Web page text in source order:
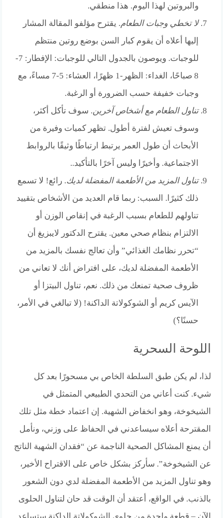
والبروتين لهذا اليوم. هذا منطقي.
لا تخطي وجبات الطعام. يقترح مؤلفو المقالة المشار
إليها أعلاه أن يقوم كبار السن بوضع روتين منتظم
للوجبات. ويوصون بالجدول التالي للوجبات: الإفطار: 7-
8 صباحًا، الغداء: الظهر-1 ظهرًا، العشاء: 5-7 مساءً، مع
وجبات خفيفة حسب الضرورة أو الرغبة.
تناول الطعام مع أشخاص آخرين. سوف تأكل أكثر،
وسوف تعيش لفترة أطول. تظهر كميات وفيرة من
الأبحاث أن طول العمر يرتبط ارتباطًا وثيقًا بالروابط
الاجتماعية. وأخيرًا وليس آخرًا بالتأكيد..
تناول المزيد من الأطعمة المفضلة لديك. رائع! لا تسمع
ذلك كثيرًا. السبب: ربما قام العديد من الأشخاص بتقييد
تناولهم للطعام بسبب الرغبة في إنقاص الوزن أو
الالتزام بنظام صحي معين. يقترح الدكتور لايبزيغ أن
“تحرر نظامك الغذائي” وأن تعالج نفسك بالمزيد من
الأطعمة المفضلة لديك، على افتراض أنك لا تعاني من
ظروف صحية تمنعك من ذلك. نعم، تناول البيتزا أو
الآيس كريم أو الشوكولاتة الداكنة! (لا تبالغي في الأمر،
حسنًا؟)
اللوحة السحرية
لذا، لم يكن طبق السلطة الخاص بي مسحورًا بعد كل
شيء. كنت أعاني من التحدي الطبيعي المتمثل في
الشيخوخة، وهو انخفاض الشهية. إن اعتماد خطة مثل تلك
المقترحة أعلاه سيساعدني في الحفاظ على وزني، ونأمل
أن يمنع المشاكل الصحية الناجمة عن “فقدان الشهية الناتج
عن الشيخوخة”. سأركز بشكل خاص على الاقتراح الأخير،
وهو تناول المزيد من الأطعمة المفضلة لدي دون الشعور
بالذنب. في الواقع، أعتقد أن الوقت قد حان لتناول الحلوى
الآن – قطعة واحدة من حلوى الشوكولاتة الداكنة ستساعد